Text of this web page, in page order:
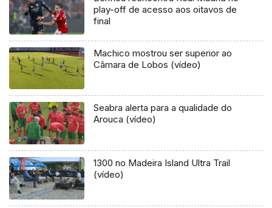
play-off de acesso aos oitavos de
final
Machico mostrou ser superior ao
Câmara de Lobos (vídeo)
Seabra alerta para a qualidade do
Arouca (vídeo)
1300 no Madeira Island Ultra Trail
(vídeo)